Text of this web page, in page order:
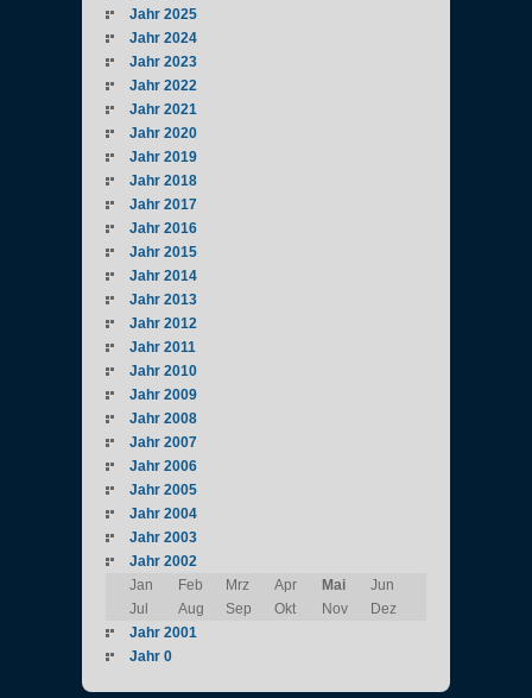
Jahr 2025
Jahr 2024
Jahr 2023
Jahr 2022
Jahr 2021
Jahr 2020
Jahr 2019
Jahr 2018
Jahr 2017
Jahr 2016
Jahr 2015
Jahr 2014
Jahr 2013
Jahr 2012
Jahr 2011
Jahr 2010
Jahr 2009
Jahr 2008
Jahr 2007
Jahr 2006
Jahr 2005
Jahr 2004
Jahr 2003
Jahr 2002
Jan
Feb Mrz Apr Mai
Jun
Jul
Aug Sep Okt Nov
Dez
Jahr 2001
Jahr 0